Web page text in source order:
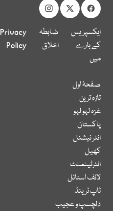
ایکسپریس
کے بارے
میں
ضابطہ
اخلاق
Privacy
Policy
صفحۂ اول
تازہ ترین
غزہ لہو لہو
پاکستان
انٹر نیشنل
کھیل
انٹرٹینمنٹ
لائف اسٹائل
ٹاپ ٹرینڈ
دلچسپ و عجیب